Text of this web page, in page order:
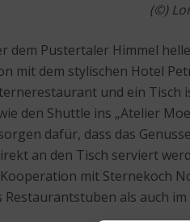
(©)
dem Pustertaler Himmel
mit dem stylischen Hotel
und ein
den Shuttle ins „Atelier
dafür, dass das
an den Tisch serviert
mit Sternekoch
als auch